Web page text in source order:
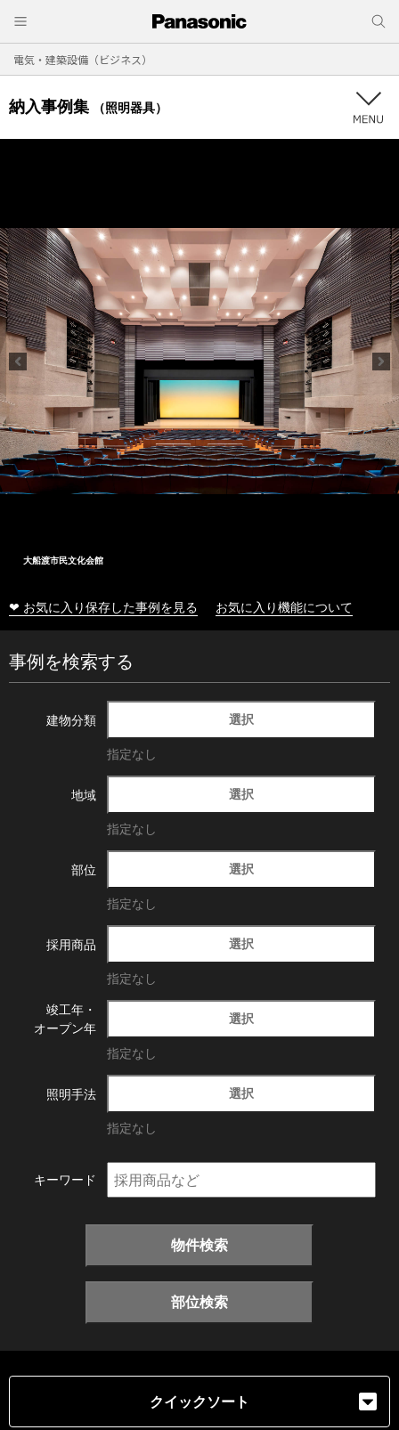
電気・建築設備（ビジネス）
納入事例集 （照明器具）
大船渡市民文化会館
❤ お気に入り保存した事例を見る お気に入り機能について
事例を検索する
建物分類 選択
指定なし
地域 選択
指定なし
部位 選択
指定なし
採用商品 選択
指定なし
竣工年・
オープン年
選択
指定なし
照明手法 選択
指定なし
キーワード
物件検索
部位検索
クイックソート